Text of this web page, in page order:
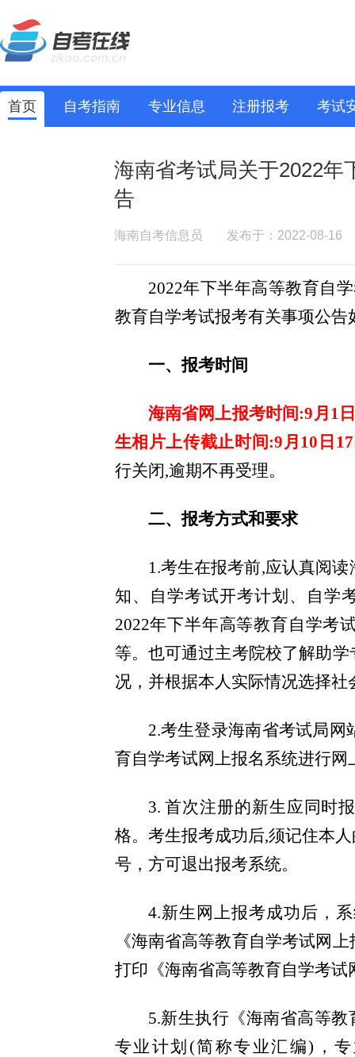
首页 自考指南 专业信息 注册报考 考试
海南省考试局关于2022年
告
海南自考信息员 发布于：2022-08-16
2022年下半年高等教育自
教育自学考试报考有关事项公告
一、报考时间
海南省网上报考时间:9月1
生相片上传截止时间:9月10日
行关闭,逾期不再受理。
二、报考方式和要求
1.考生在报考前,应认真阅
知、自学考试开考计划、自学
2022年下半年高等教育自学考
等。也可通过主考院校了解助
况，并根据本人实际情况选择社
2.考生登录海南省考试局网
育自学考试网上报名系统进行
3. 首次注册的新生应同时
格。考生报考成功后,须记住本
号，方可退出报考系统。
4.新生网上报考成功后，
《海南省高等教育自学考试网
打印《海南省高等教育自学考
5.新生执行《海南省高等
专业计划(简称专业汇编)，